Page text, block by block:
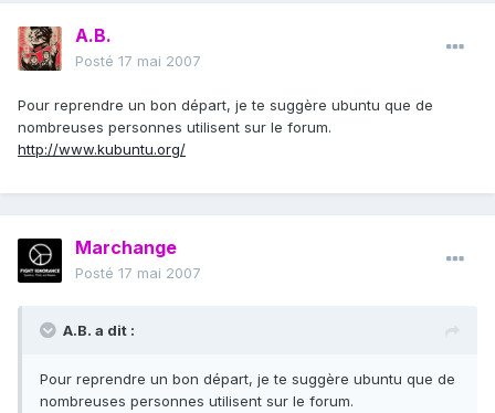
A.B.
Posté 17 mai 2007
Pour reprendre un bon départ, je te suggère ubuntu que de
nombreuses personnes utilisent sur le forum.
http://www.kubuntu.org/
Marchange
Posté 17 mai 2007
A.B. a dit :
Pour reprendre un bon départ, je te suggère ubuntu que de
nombreuses personnes utilisent sur le forum.